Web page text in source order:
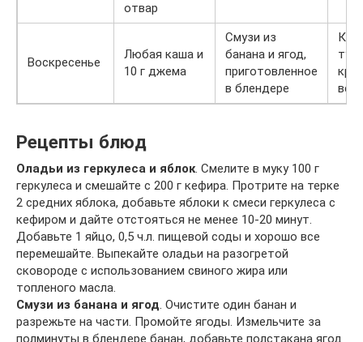
отвар
Воскресенье
Любая каша и
10 г джема
Смузи из
банана и ягод,
приготовленное
в блендере
Рецепты блюд
Оладьи из геркулеса и яблок. Смелите в муку 100 г
геркулеса и смешайте с 200 г кефира. Протрите на терке
2 средних яблока, добавьте яблоки к смеси геркулеса с
кефиром и дайте отстояться не менее 10-20 минут.
Добавьте 1 яйцо, 0,5 ч.л. пищевой соды и хорошо все
перемешайте. Выпекайте оладьи на разогретой
сковороде с использованием свиного жира или
топленого масла.
Смузи из банана и ягод. Очистите один банан и
разрежьте на части. Промойте ягоды. Измельчите за
полминуты в блендере банан, добавьте полстакана ягод